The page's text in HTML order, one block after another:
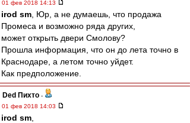
01 фев 2018 14:13
irod sm , Юр, а не думаешь, что продажа
Промеса и возможно ряда других,
может открыть двери Смолову?
Прошла информация, что он до лета точно в
Краснодаре, а летом точно уйдет.
Как предположение.
Ded Пихто -
01 фев 2018 14:03
irod sm